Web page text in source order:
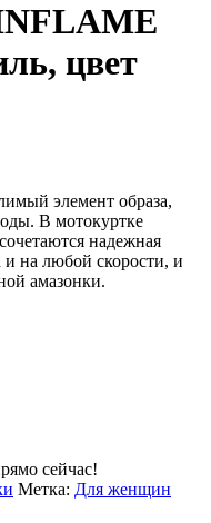
цвет
элемент образа,
В мотокуртке
надежная
на любой скорости, и
амазонки.
сейчас!
Метка: Для женщин